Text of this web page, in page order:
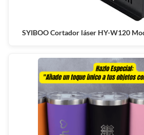
SYIBOO Cortador láser HY-W120